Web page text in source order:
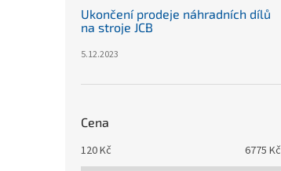
Ukončení prodeje náhradních dílů
na stroje JCB
5.12.2023
Cena
120Kč 6775 Kč